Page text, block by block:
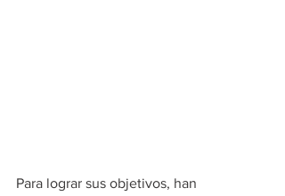
Para lograr sus objetivos, han